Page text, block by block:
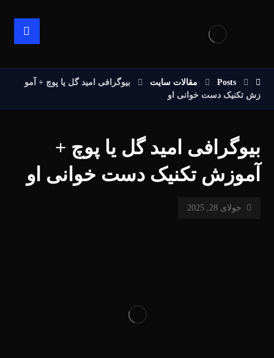
Posts مقالات سایت
بیوگرافی امید گل یا پوچ‌ + آمو
زش تکنیک دست خوانی او
بیوگرافی امید گل یا پوچ‌ +
آموزش تکنیک دست خوانی او
جولای 28, 2025